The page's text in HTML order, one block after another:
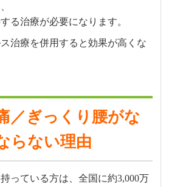
る治療が必要になります。
治療を併用すると効果が高くな
／ぎっくり腰がな
らない理由
っている方は、全国に約3,000万